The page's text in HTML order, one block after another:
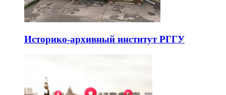
Историко-архивный институт РГГУ